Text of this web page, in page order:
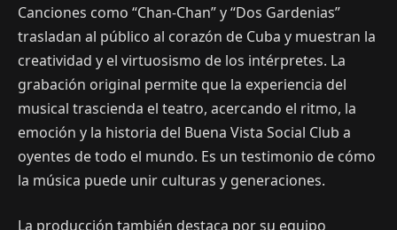
Canciones como “Chan-Chan” y “Dos Gardenias”
trasladan al público al corazón de Cuba y muestran la
creatividad y el virtuosismo de los intérpretes. La
grabación original permite que la experiencia del
musical trascienda el teatro, acercando el ritmo, la
emoción y la historia del Buena Vista Social Club a
oyentes de todo el mundo. Es un testimonio de cómo
la música puede unir culturas y generaciones.
La producción también destaca por su equipo